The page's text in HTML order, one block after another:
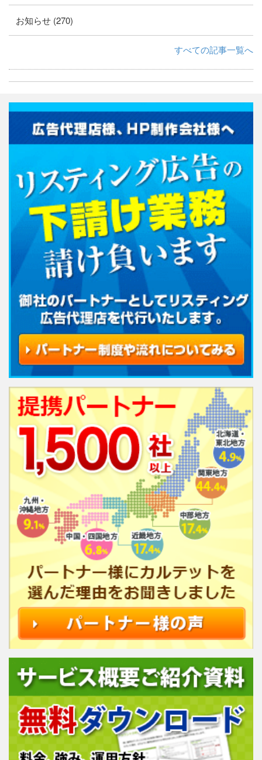
お知らせ (270)
すべての記事一覧へ